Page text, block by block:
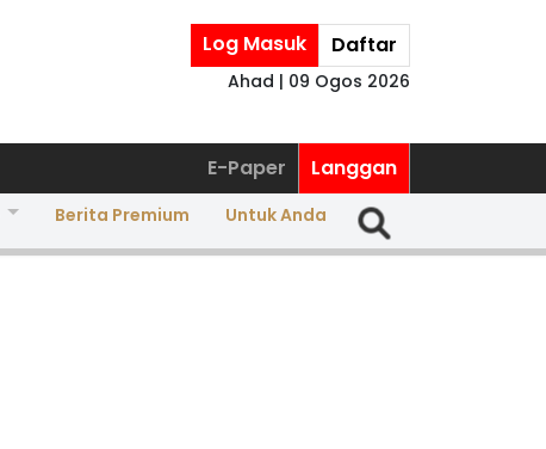
Log Masuk Daftar
Ahad | 09 Ogos 2026
E-Paper Langgan
Berita Premium Untuk Anda